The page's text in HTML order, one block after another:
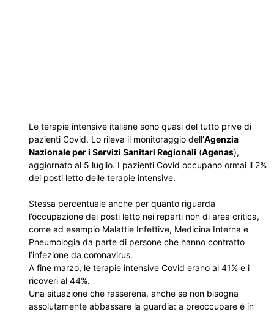
Le terapie intensive italiane sono quasi del tutto prive di
pazienti Covid. Lo rileva il monitoraggio dell’Agenzia
Nazionale per i Servizi Sanitari Regionali (Agenas),
aggiornato al 5 luglio. I pazienti Covid occupano ormai il 2%
dei posti letto delle terapie intensive.
Stessa percentuale anche per quanto riguarda
l’occupazione dei posti letto nei reparti non di area critica,
come ad esempio Malattie Infettive, Medicina Interna e
Pneumologia da parte di persone che hanno contratto
l’infezione da coronavirus.
A fine marzo, le terapie intensive Covid erano al 41% e i
ricoveri al 44%.
Una situazione che rasserena, anche se non bisogna
assolutamente abbassare la guardia: a preoccupare è in